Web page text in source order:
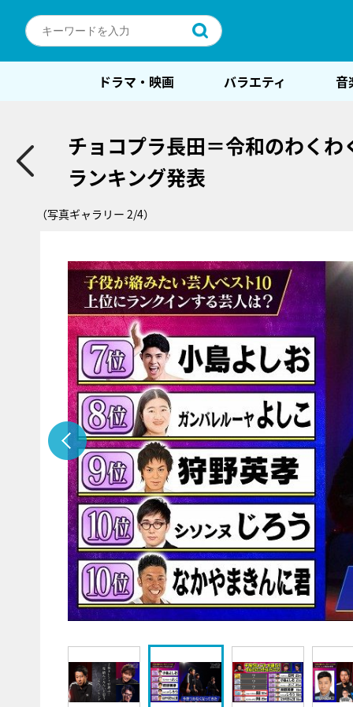
ドラマ・映画 バラエティ 音
チョコプラ長田＝令和のわく
ランキング発表
（写真ギャラリー 2/4）